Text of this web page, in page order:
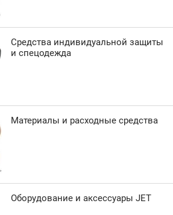
Средства индивидуальной защиты
и спецодежда
Материалы и расходные средства
Оборудование и аксессуары JET